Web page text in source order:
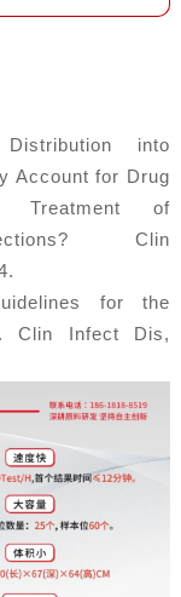
into
Account for Drug
of
Clin
for the
Clin Infect Dis,